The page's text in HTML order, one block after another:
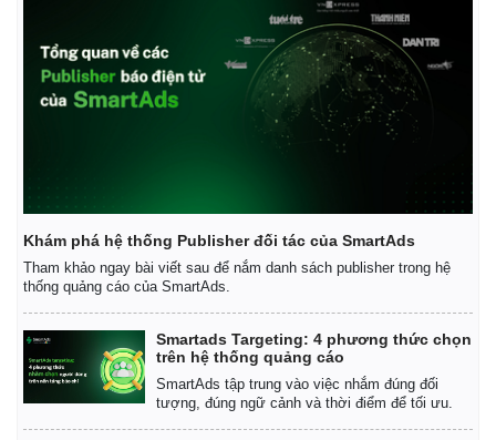
Khám phá hệ thống Publisher đối tác của SmartAds
Tham khảo ngay bài viết sau để nắm danh sách publisher trong hệ
thống quảng cáo của SmartAds.
Smartads Targeting: 4 phương thức chọn
trên hệ thống quảng cáo
SmartAds tập trung vào việc nhắm đúng đối
tượng, đúng ngữ cảnh và thời điểm để tối ưu.